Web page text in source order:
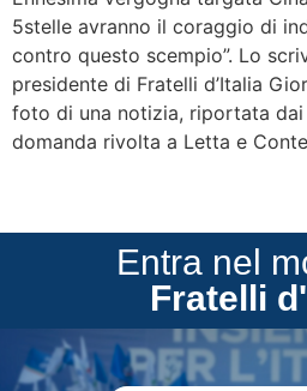
5stelle avranno il coraggio di
contro questo scempio”. Lo
presidente di Fratelli d’Italia
foto di una notizia, riportata
domanda rivolta a Letta e
Entra nel
Fratelli